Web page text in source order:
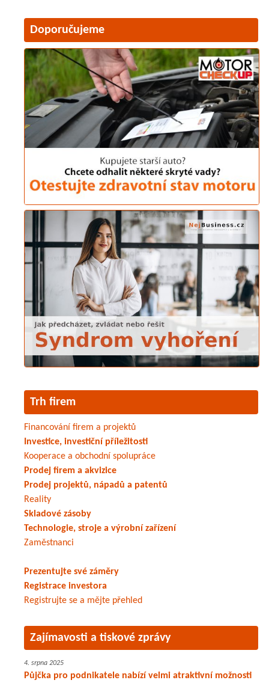
Doporučujeme
Trh firem
Financování firem a projektů
Investice, investiční příležitosti
Kooperace a obchodní spolupráce
Prodej firem a akvizice
Prodej projektů, nápadů a patentů
Reality
Skladové zásoby
Technologie, stroje a výrobní zařízení
Zaměstnanci
Prezentujte své záměry
Registrace investora
Registrujte se a mějte přehled
Zajímavosti a tiskové zprávy
4. srpna 2025
Půjčka pro podnikatele nabízí velmi atraktivní možnosti